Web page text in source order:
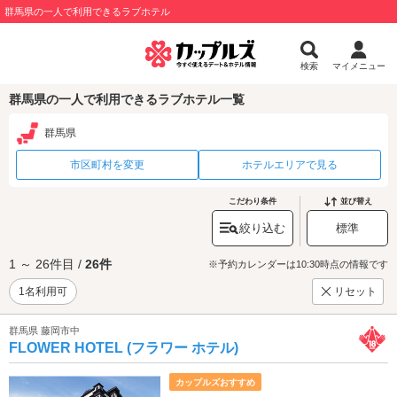
群馬県の一人で利用できるラブホテル
検索 マイメニュー
群馬県の一人で利用できるラブホテル一覧
群馬県
市区町村を変更 ホテルエリアで見る
こだわり条件
絞り込む
並び替え
標準
1 ～ 26件目 / 26件 ※予約カレンダーは10:30時点の情報です
1名利用可 リセット
群馬県 藤岡市中
FLOWER HOTEL (フラワー ホテル)
カップルズおすすめ